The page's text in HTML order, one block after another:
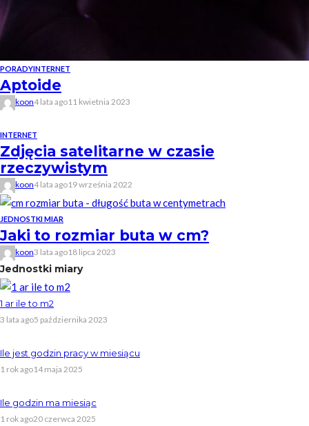
PORADYINTERNET
Aptoide
koon4 lata ago11 kwietnia 2023
INTERNET
Zdjęcia satelitarne w czasie
rzeczywistym
koon4 lata ago19 września 2022
JEDNOSTKI MIAR
Jaki to rozmiar buta w cm?
koon3 lata ago18 lipca 2023
Jednostki miary
1 ar ile to m2
3 lata ago5 października 2023
Ile jest godzin pracy w miesiącu
1 rok ago14 maja 2025
Ile godzin ma miesiąc
1 rok ago20 czerwca 2025